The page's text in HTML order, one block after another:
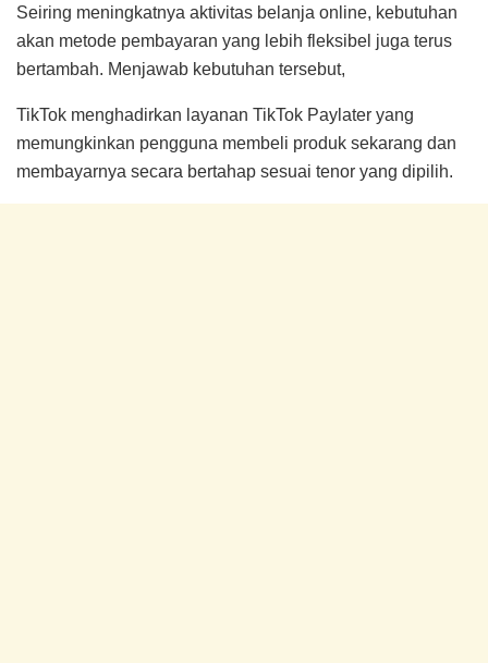
Seiring meningkatnya aktivitas belanja online, kebutuhan
akan metode pembayaran yang lebih fleksibel juga terus
bertambah. Menjawab kebutuhan tersebut,
TikTok menghadirkan layanan TikTok Paylater yang
memungkinkan pengguna membeli produk sekarang dan
membayarnya secara bertahap sesuai tenor yang dipilih.